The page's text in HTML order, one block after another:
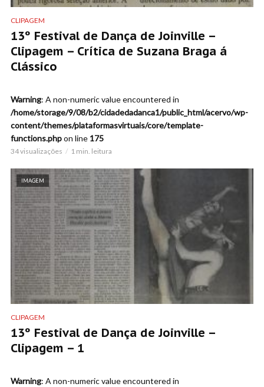
CLIPAGEM
13º Festival de Dança de Joinville –
Clipagem – Crítica de Suzana Braga á
Clássico
Warning: A non-numeric value encountered in
/home/storage/9/08/b2/cidadedadanca1/public_html/acervo/wp-
content/themes/plataformasvirtuais/core/template-
functions.phpon line 175
34 visualizações 1 min. leitura
IMAGEM
CLIPAGEM
13º Festival de Dança de Joinville –
Clipagem – 1
Warning: A non-numeric value encountered in